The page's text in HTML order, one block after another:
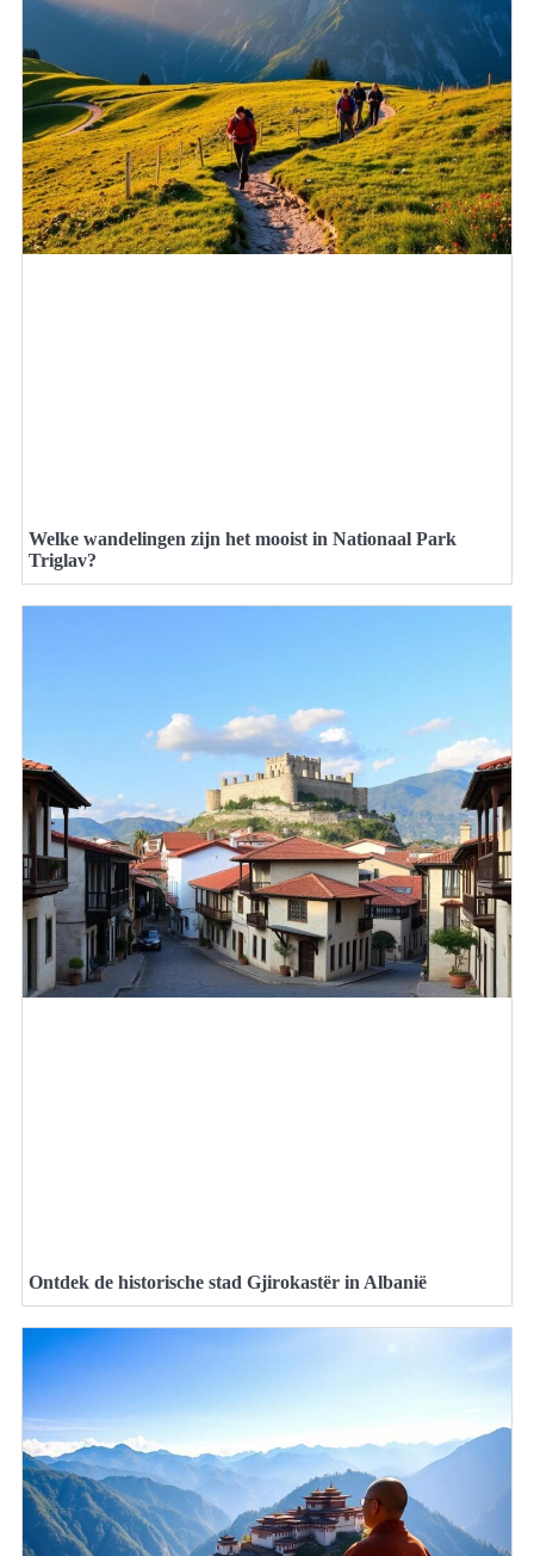
Welke wandelingen zijn het mooist in Nationaal Park
Triglav?
Ontdek de historische stad Gjirokastër in Albanië